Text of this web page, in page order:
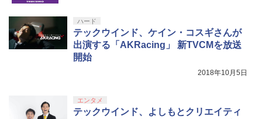
ハード
テックウインド、ケイン・コスギさんが
出演する「AKRacing」 新TVCMを放送
開始
2018年10月5日
エンタメ
テックウインド、よしもとクリエイティ